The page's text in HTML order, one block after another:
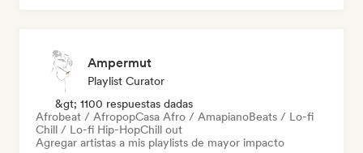
Ampermut
Playlist Curator
&gt; 1100 respuestas dadas
Afrobeat / AfropopCasa Afro / AmapianoBeats / Lo-fi
Chill / Lo-fi Hip-HopChill out
Agregar artistas a mis playlists de mayor impacto